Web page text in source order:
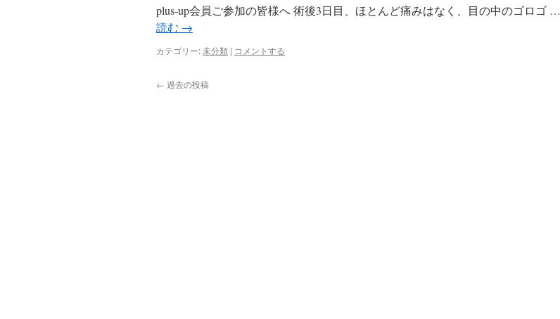
plus-up会員ご参加の皆様へ 術後3日目、ほとんど痛みはなく、目の中のゴロゴ …
読む →
カテゴリー:未分類 | コメントする
← 過去の投稿